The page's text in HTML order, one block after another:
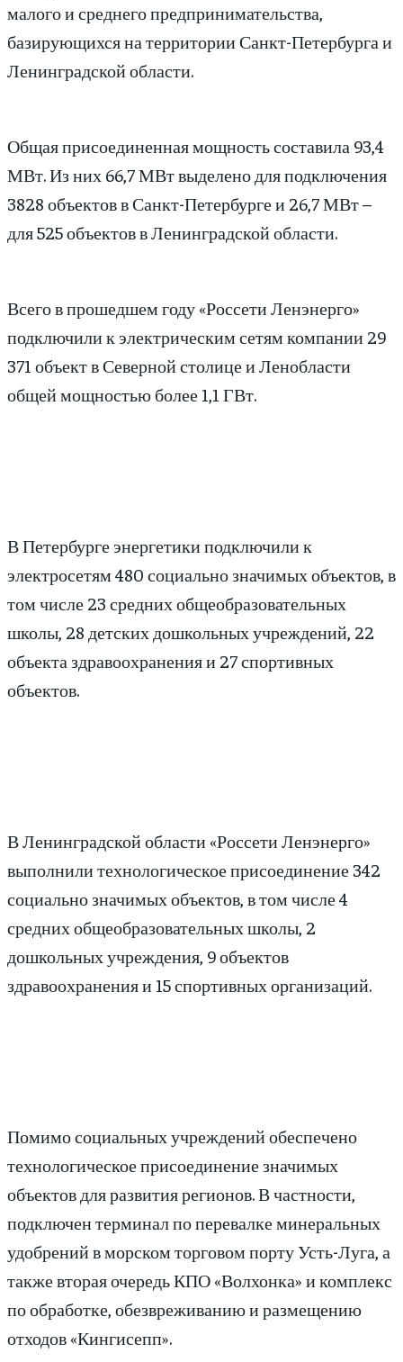
малого и среднего предпринимательства,
базирующихся на территории Санкт-Петербурга и
Ленинградской области.
Общая присоединенная мощность составила 93,4
МВт. Из них 66,7 МВт выделено для подключения
3828 объектов в Санкт-Петербурге и 26,7 МВт –
для 525 объектов в Ленинградской области.
Всего в прошедшем году «Россети Ленэнерго»
подключили к электрическим сетям компании 29
371 объект в Северной столице и Ленобласти
общей мощностью более 1,1 ГВт.
В Петербурге энергетики подключили к
электросетям 480 социально значимых объектов, в
том числе 23 средних общеобразовательных
школы, 28 детских дошкольных учреждений, 22
объекта здравоохранения и 27 спортивных
объектов.
В Ленинградской области «Россети Ленэнерго»
выполнили технологическое присоединение 342
социально значимых объектов, в том числе 4
средних общеобразовательных школы, 2
дошкольных учреждения, 9 объектов
здравоохранения и 15 спортивных организаций.
Помимо социальных учреждений обеспечено
технологическое присоединение значимых
объектов для развития регионов. В частности,
подключен терминал по перевалке минеральных
удобрений в морском торговом порту Усть-Луга, а
также вторая очередь КПО «Волхонка» и комплекс
по обработке, обезвреживанию и размещению
отходов «Кингисепп».